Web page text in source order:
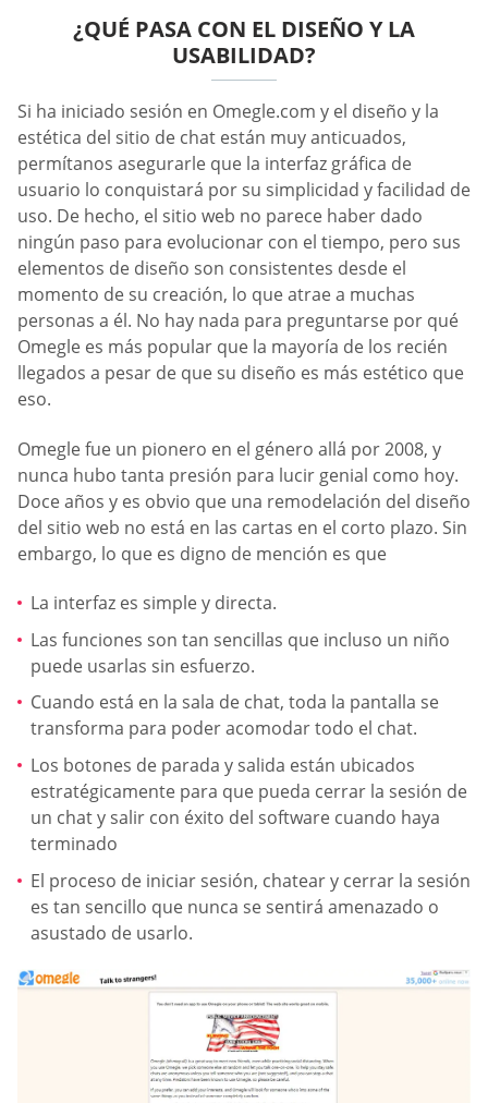
¿QUÉ PASA CON EL DISEÑO Y LA
USABILIDAD?
Si ha iniciado sesión en Omegle.com y el diseño y la
estética del sitio de chat están muy anticuados,
permítanos asegurarle que la interfaz gráfica de
usuario lo conquistará por su simplicidad y facilidad de
uso. De hecho, el sitio web no parece haber dado
ningún paso para evolucionar con el tiempo, pero sus
elementos de diseño son consistentes desde el
momento de su creación, lo que atrae a muchas
personas a él. No hay nada para preguntarse por qué
Omegle es más popular que la mayoría de los recién
llegados a pesar de que su diseño es más estético que
eso.
Omegle fue un pionero en el género allá por 2008, y
nunca hubo tanta presión para lucir genial como hoy.
Doce años y es obvio que una remodelación del diseño
del sitio web no está en las cartas en el corto plazo. Sin
embargo, lo que es digno de mención es que
La interfaz es simple y directa.
Las funciones son tan sencillas que incluso un niño
puede usarlas sin esfuerzo.
Cuando está en la sala de chat, toda la pantalla se
transforma para poder acomodar todo el chat.
Los botones de parada y salida están ubicados
estratégicamente para que pueda cerrar la sesión de
un chat y salir con éxito del software cuando haya
terminado
El proceso de iniciar sesión, chatear y cerrar la sesión
es tan sencillo que nunca se sentirá amenazado o
asustado de usarlo.